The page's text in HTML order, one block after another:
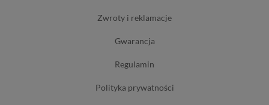
zwroty i reklamacje
gwarancja
regulamin
polityka prywatności